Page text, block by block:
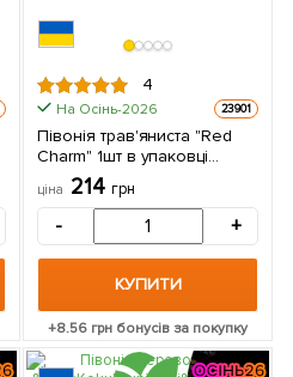
4
На Осінь-2026 23901
Півонія трав'яниста "Red
Charm" 1шт в упаковці
(Кореневище)
ціна 214 грн
- +
КУПИТИ
+8.56грн бонусів за покупку